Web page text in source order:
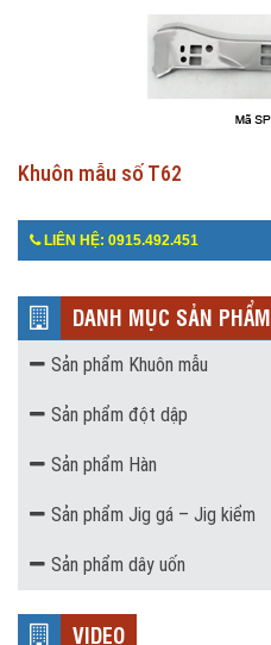
Khuôn mẫu số T62
LIÊN HỆ: 0915.492.451
DANH MỤC SẢN PHẨM
Sản phẩm Khuôn mẫu
Sản phẩm đột dập
Sản phẩm Hàn
Sản phẩm Jig gá – Jig kiểm
Sản phẩm dây uốn
VIDEO